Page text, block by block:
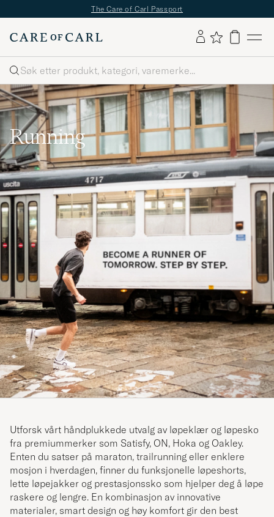
The Care of Carl Passport
Søk
Running
Utforsk vårt håndplukkede utvalg av løpeklær og løpesko
fra premiummerker som Satisfy, ON, Hoka og Oakley.
Enten du satser på maraton, trailrunning eller enklere
mosjon i hverdagen, finner du funksjonelle løpeshorts,
lette løpejakker og prestasjonssko som hjelper deg å løpe
raskere og lengre. En kombinasjon av innovative
materialer, smart design og høy komfort gir den best